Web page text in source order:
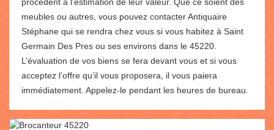
meubles ou autres, vous pouvez contacter Antiquaire
Stéphane qui se rendra chez vous si vous habitez à Saint
Germain Des Pres ou ses environs dans le 45220.
L’évaluation de vos biens se fera devant vous et si vous
acceptez l’offre qu’il vous proposera, il vous paiera
immédiatement. Appelez-le pendant les heures de bureau.